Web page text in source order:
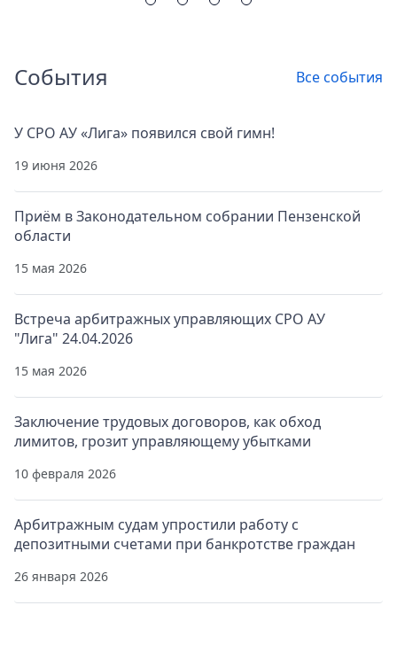
События Все события
У СРО АУ «Лига» появился свой гимн!
19 июня 2026
Приём в Законодательном собрании Пензенской
области
15 мая 2026
Встреча арбитражных управляющих СРО АУ
"Лига" 24.04.2026
15 мая 2026
Заключение трудовых договоров, как обход
лимитов, грозит управляющему убытками
10 февраля 2026
Арбитражным судам упростили работу с
депозитными счетами при банкротстве граждан
26 января 2026